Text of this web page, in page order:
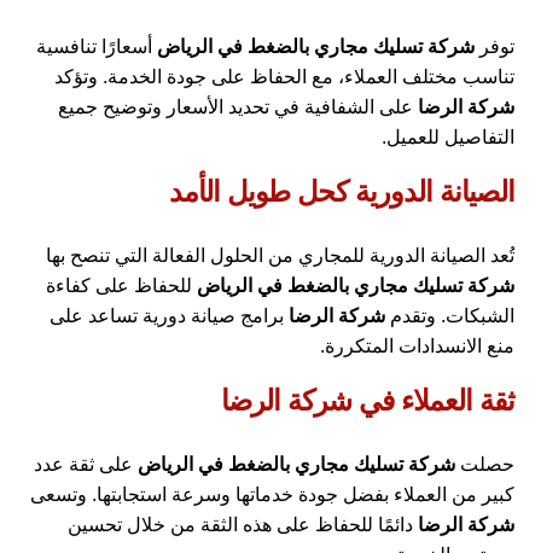
توفرشركة تسليك مجاري بالضغط في الرياض أسعارًا تنافسية
تناسب مختلف العملاء، مع الحفاظ على جودة الخدمة. وتؤكد
شركة الرضا على الشفافية في تحديد الأسعار وتوضيح جميع
التفاصيل للعميل.
الصيانة الدورية كحل طويل الأمد
تُعد الصيانة الدورية للمجاري من الحلول الفعالة التي تنصح بها
شركة تسليك مجاري بالضغط في الرياض للحفاظ على كفاءة
الشبكات. وتقدمشركة الرضا برامج صيانة دورية تساعد على
منع الانسدادات المتكررة.
ثقة العملاء في شركة الرضا
حصلتشركة تسليك مجاري بالضغط في الرياض على ثقة عدد
كبير من العملاء بفضل جودة خدماتها وسرعة استجابتها. وتسعى
شركة الرضا دائمًا للحفاظ على هذه الثقة من خلال تحسين